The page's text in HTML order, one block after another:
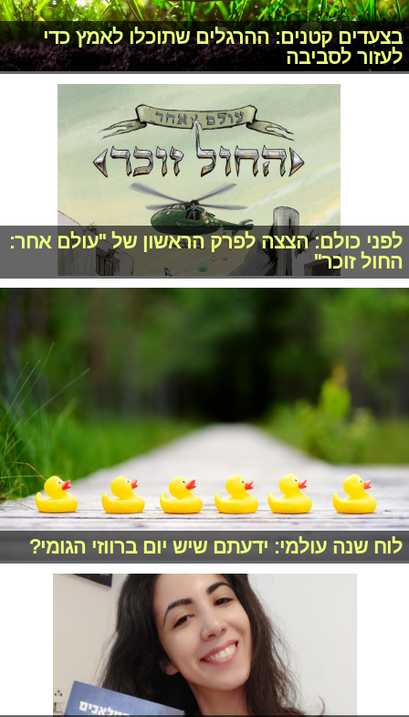
בצעדים קטנים: ההרגלים שתוכלו לאמץ כדי
לעזור לסביבה
לפני כולם: הצצה לפרק הראשון של "עולם אחר:
החול זוכר"
לוח שנה עולמי: ידעתם שיש יום ברווזי הגומי?